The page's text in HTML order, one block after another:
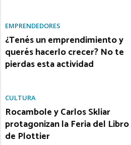
EMPRENDEDORES
¿Tenés un emprendimiento y
querés hacerlo crecer? No te
pierdas esta actividad
CULTURA
Rocambole y Carlos Skliar
protagonizan la Feria del Libro
de Plottier